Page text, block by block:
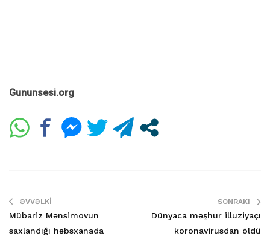
Gununsesi.org
ƏVVƏLKI
Mübariz Mənsimovun
saxlandığı həbsxanada
SONRAKI
Dünyaca məşhur illuziyaçı
koronavirusdan öldü